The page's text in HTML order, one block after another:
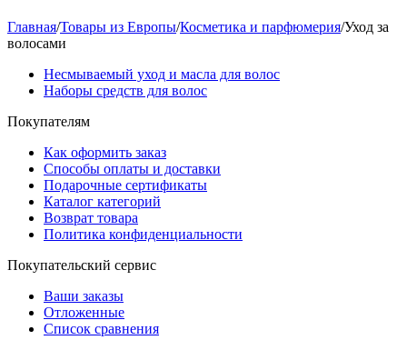
Главная/Товары из Европы/Косметика и парфюмерия/Уход за
волосами
Несмываемый уход и масла для волос
Наборы средств для волос
Покупателям
Как оформить заказ
Способы оплаты и доставки
Подарочные сертификаты
Каталог категорий
Возврат товара
Политика конфиденциальности
Покупательский сервис
Ваши заказы
Отложенные
Список сравнения